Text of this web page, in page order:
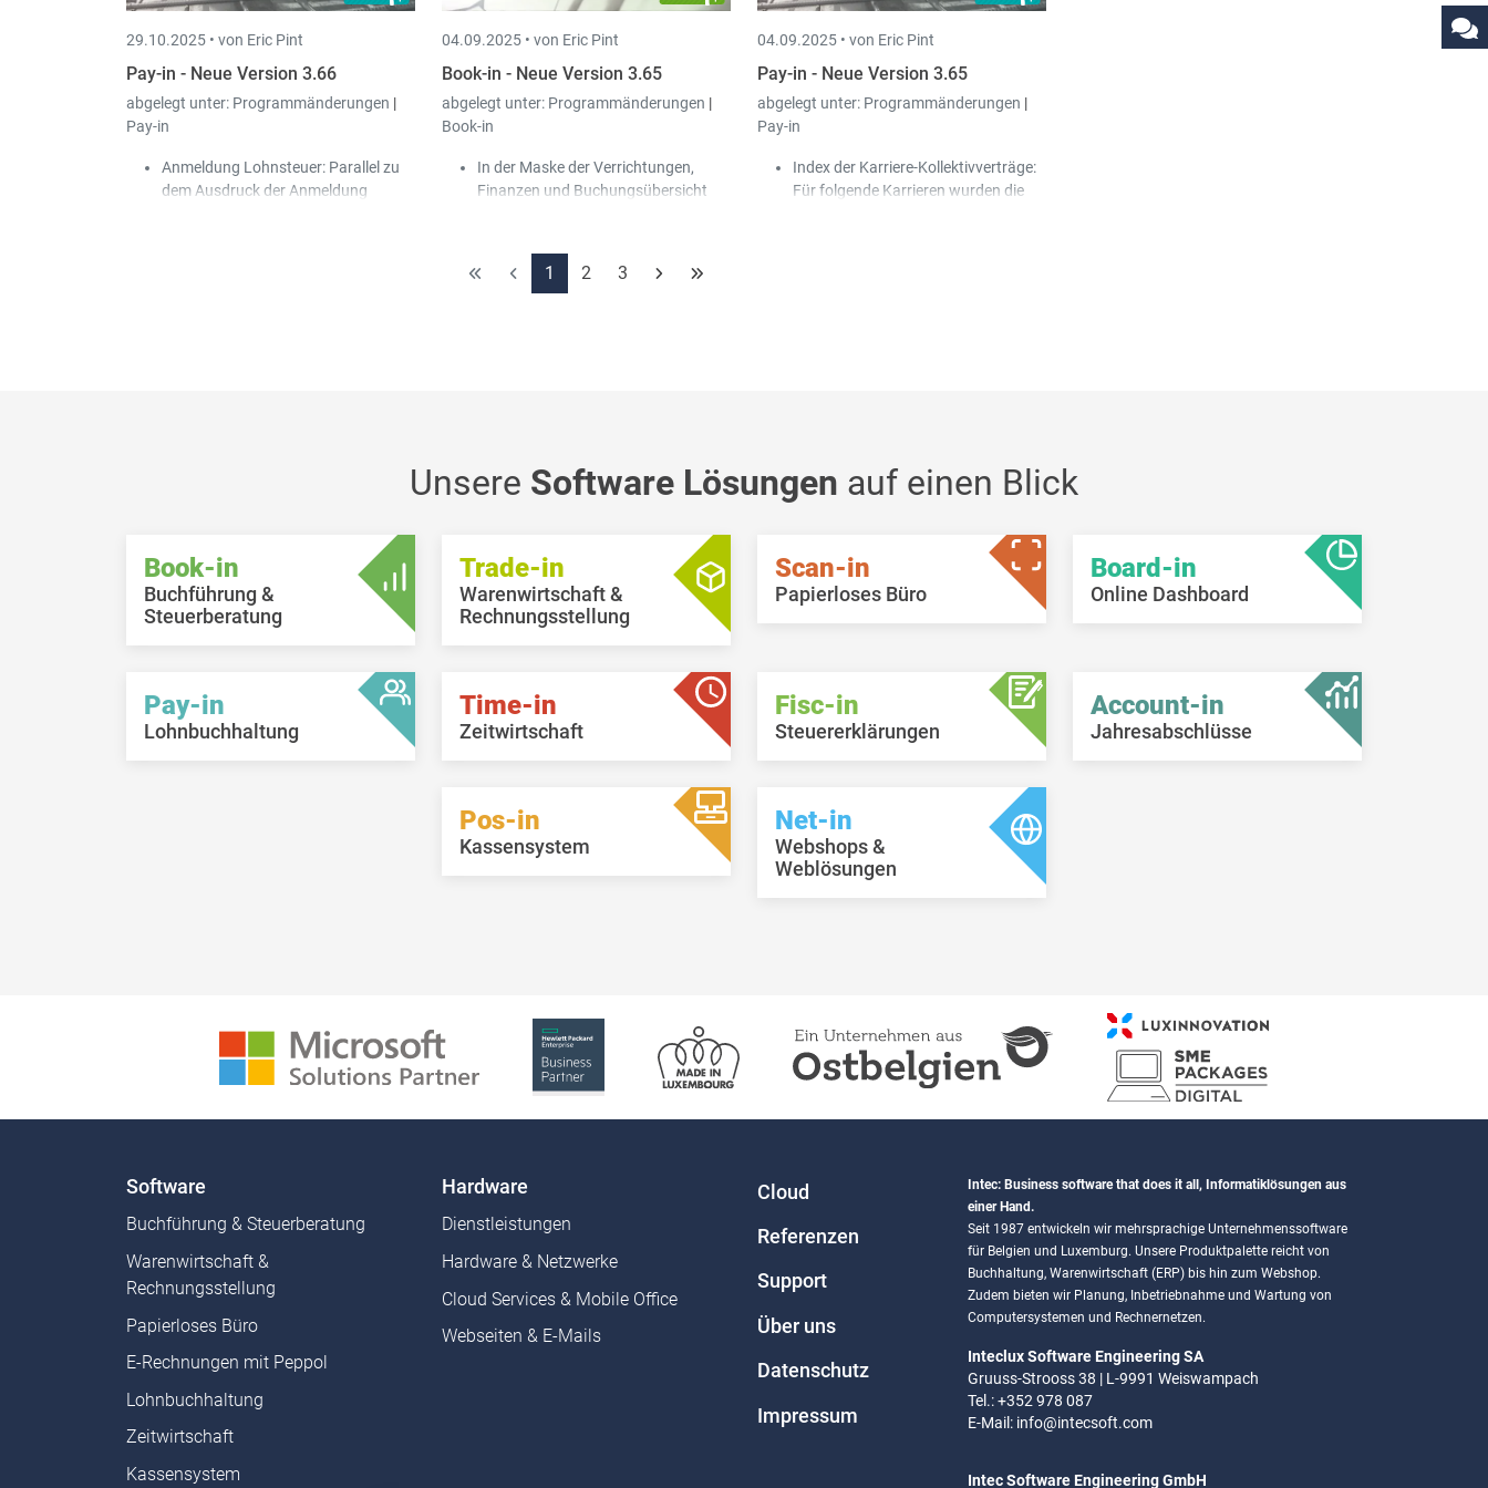
wie bei den Lieferanten-
Überweisungen).
29.10.2025 • von Eric Pint
Pay-in - Neue Version 3.66
abgelegt unter: Programmänderungen |
Pay-in
Anmeldung Lohnsteuer: Parallel zu
dem Ausdruck der Anmeldung
04.09.2025 • von Eric Pint
Book-in - Neue Version 3.65
abgelegt unter: Programmänderungen |
Book-in
In der Maske der Verrichtungen,
Finanzen und Buchungsübersicht
Dokumente der ausgewählten
den Masken der Überweisungen
(Lieferanten / Rückzahlungen
04.09.2025 • von Eric Pint
Pay-in - Neue Version 3.65
abgelegt unter: Programmänderungen |
Pay-in
Index der Karriere-Kollektivverträge:
Für folgende Karrieren wurden die
1 2 3
Unsere Software Lösungen auf einen Blick
Book-in
Buchführung &
Steuerberatung
Trade-in
Warenwirtschaft &
Rechnungsstellung
Scan-in
Papierloses Büro
Board-in
Online Dashboard
Pay-in
Lohnbuchhaltung
Time-in
Zeitwirtschaft
Fisc-in
Steuererklärungen
Account-in
Jahresabschlüsse
Pos-in
Kassensystem
Net-in
Webshops &
Weblösungen
Software
Buchführung & Steuerberatung
Warenwirtschaft &
Rechnungsstellung
Papierloses Büro
E-Rechnungen mit Peppol
Lohnbuchhaltung
Zeitwirtschaft
Kassensystem
Hardware
Dienstleistungen
Hardware & Netzwerke
Cloud Services & Mobile Office
Webseiten & E-Mails
Cloud
Referenzen
Support
Über uns
Datenschutz
Impressum
Intec: Business software that does it all, Informatiklösungen aus
einer Hand.
Seit 1987 entwickeln wir mehrsprachige Unternehmenssoftware
für Belgien und Luxemburg. Unsere Produktpalette reicht von
Buchhaltung, Warenwirtschaft (ERP) bis hin zum Webshop.
Zudem bieten wir Planung, Inbetriebnahme und Wartung von
Computersystemen und Rechnernetzen.
Inteclux Software Engineering SA
Gruuss-Strooss 38 | L-9991 Weiswampach
Tel.: +352 978 087
E-Mail: info@intecsoft.com
Intec Software Engineering GmbH